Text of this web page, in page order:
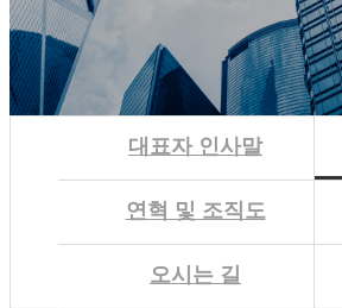
대표자 인사말
연혁 및 조직도
오시는 길